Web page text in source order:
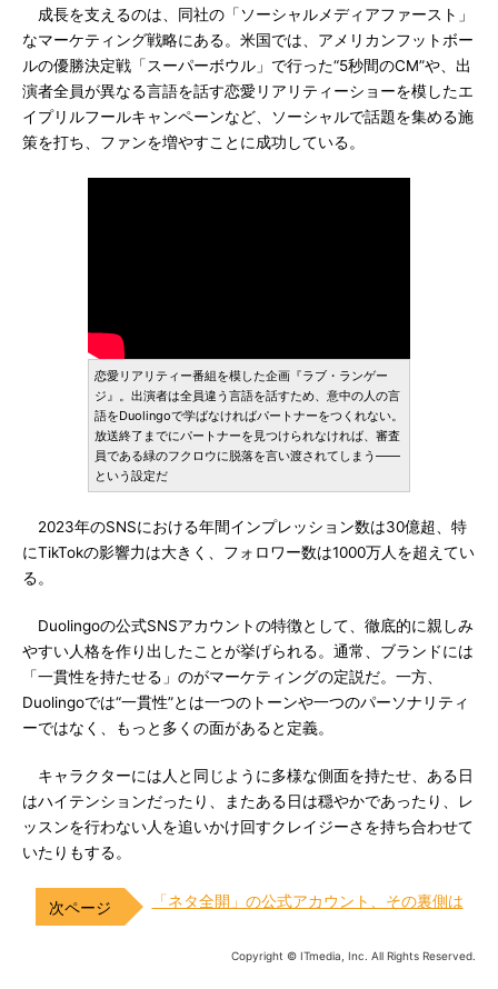
成長を支えるのは、同社の「ソーシャルメディアファースト」
なマーケティング戦略にある。米国では、アメリカンフットボー
ルの優勝決定戦「スーパーボウル」で行った“5秒間のCM”や、出
演者全員が異なる言語を話す恋愛リアリティーショーを模したエ
イプリルフールキャンペーンなど、ソーシャルで話題を集める施
策を打ち、ファンを増やすことに成功している。
恋愛リアリティー番組を模した企画『ラブ・ランゲー
ジ』。出演者は全員違う言語を話すため、意中の人の言
語をDuolingoで学ばなければパートナーをつくれない。
放送終了までにパートナーを見つけられなければ、審査
員である緑のフクロウに脱落を言い渡されてしまう――
という設定だ
2023年のSNSにおける年間インプレッション数は30億超、特
にTikTokの影響力は大きく、フォロワー数は1000万人を超えてい
る。
Duolingoの公式SNSアカウントの特徴として、徹底的に親しみ
やすい人格を作り出したことが挙げられる。通常、ブランドには
「一貫性を持たせる」のがマーケティングの定説だ。一方、
Duolingoでは“一貫性”とは一つのトーンや一つのパーソナリティ
ーではなく、もっと多くの面があると定義。
キャラクターには人と同じように多様な側面を持たせ、ある日
はハイテンションだったり、またある日は穏やかであったり、レ
ッスンを行わない人を追いかけ回すクレイジーさを持ち合わせて
いたりもする。
「ネタ全開」の公式アカウント、その裏側は
Copyright © ITmedia, Inc. All Rights Reserved.